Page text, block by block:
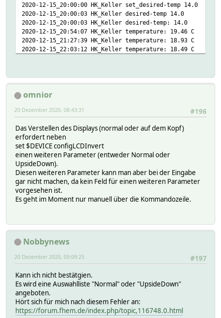
2020-12-15_20:00:00 HK_Keller set_desired-temp 14.0
2020-12-15_20:00:03 HK_Keller desired-temp 14.0
2020-12-15_20:00:03 HK_Keller desired-temp: 14.0
2020-12-15_20:54:07 HK_Keller temperature: 19.46 C
2020-12-15_21:27:39 HK_Keller temperature: 18.93 C
2020-12-15_22:03:12 HK_Keller temperature: 18.49 C
omnior
#196
20 Dezember 2020, 08:43:31
Das Verstellen des Displays (normal oder auf dem Kopf)
erfordert neben
set $DEVICE configLCDInvert
einen weiteren Parameter (entweder Normal oder
UpsideDown).
Diesen weiteren Parameter kann man aber bei der Eingabe
gar nicht machen, da kein Feld für einen weiteren Parameter
vorgesehen ist.
Es geht im Moment nur manuell über die Kommandozeile.
Nobbynews
#197
20 Dezember 2020, 09:09:25
Kann ich nicht bestätgien.
Es wird eine Auswahlliste "Normal" oder "UpsideDown"
angeboten.
Hört sich für mich nach diesem Fehler an:
https://forum.fhem.de/index.php/topic,116748.0.html